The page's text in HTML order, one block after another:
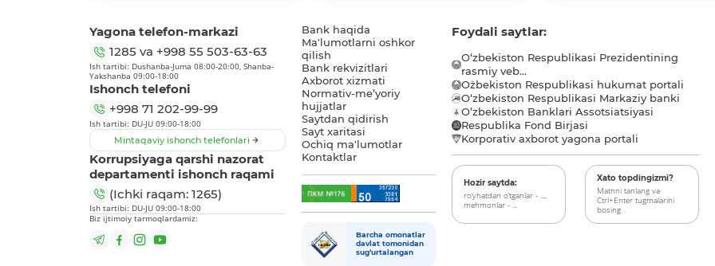
Yagona telefon-markazi
1285 va +998 55 503-63-63
Ish tartibi: Dushanba-Juma 08:00-20:00, Shanba-
Yakshanba 09:00-18:00
Ishonch telefoni
+998 71 202-99-99
Ish tartibi: DU-JU 09:00-18:00
Mintaqaviy ishonch telefonlari
Korrupsiyaga qarshi nazorat
departamenti ishonch raqami
(Ichki raqam: 1265)
Ish tartibi: DU-JU 09:00-18:00
Biz ijtimoiy tarmoqlardamiz:
Bank haqida
Ma'lumotlarni oshkor
qilish
Bank rekvizitlari
Axborot xizmati
Normativ-me’yoriy
hujjatlar
Saytdan qidirish
Sayt xaritasi
Ochiq ma'lumotlar
Kontaktlar
Barcha omonatlar
davlat tomonidan
sug‘urtalangan
Foydali saytlar:
O‘zbekiston Respublikasi Prezidentining
rasmiy veb...
O`zbekiston Respublikasi hukumat portali
O‘zbekiston Respublikasi Markaziy banki
O’zbekiston Banklari Assotsiatsiyasi
Respublika Fond Birjasi
Korporativ axborot yagona portali
Hozir saytda:
ro‘yhatdan o‘tganlar - ...,
mehmonlar - ...
Xato topdingizmi?
Matnni tanlang va
Ctrl+Enter tugmalarini
bosing